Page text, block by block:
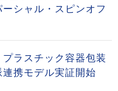
シャル・スピンオフ
ラスチック容器包装
連携モデル実証開始